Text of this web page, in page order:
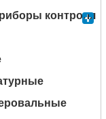
контроля